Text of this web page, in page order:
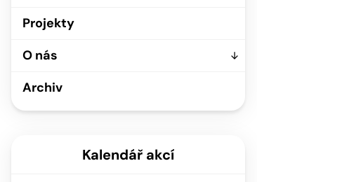
Projekty
O nás
Archiv
Kalendář akcí